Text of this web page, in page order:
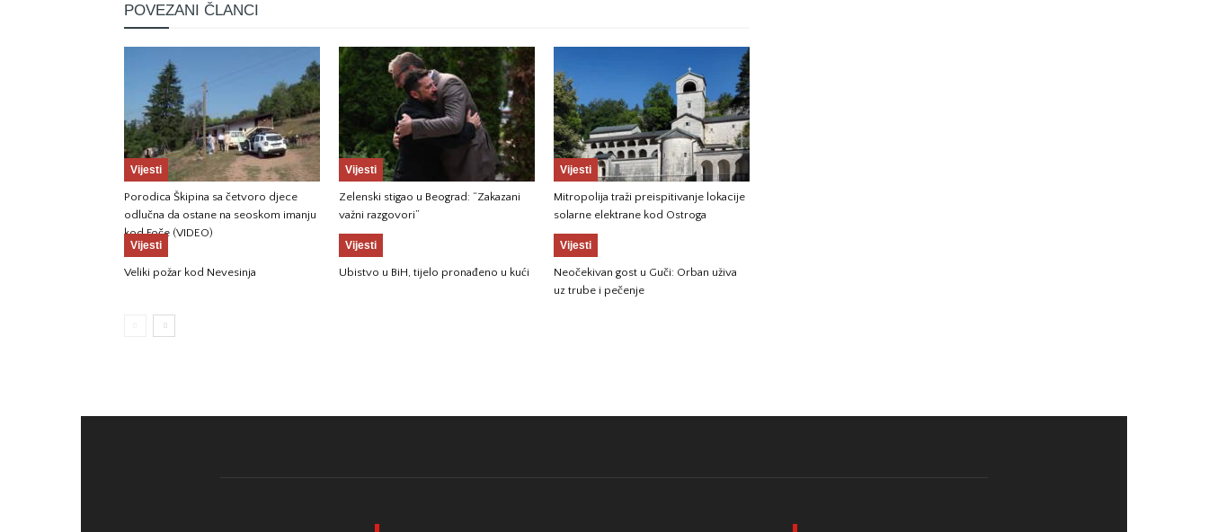
POVEZANI ČLANCI
Vijesti
Porodica Škipina sa četvoro djece
odlučna da ostane na seoskom imanju
kod Foče (VIDEO)
Vijesti
Zelenski stigao u Beograd: “Zakazani
važni razgovori”
Vijesti
Mitropolija traži preispitivanje lokacije
solarne elektrane kod Ostroga
Vijesti
Veliki požar kod Nevesinja
Vijesti
Ubistvo u BiH, tijelo pronađeno u kući
Vijesti
Neočekivan gost u Guči: Orban uživa
uz trube i pečenje